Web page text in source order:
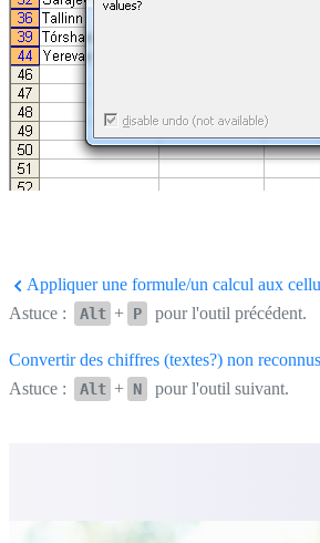
Appliquer une formule/un calcul aux
Astuce :
Alt + P pour l'outil précédent.
Convertir des chiffres (textes?) non
Astuce :
Alt + N pour l'outil suivant.